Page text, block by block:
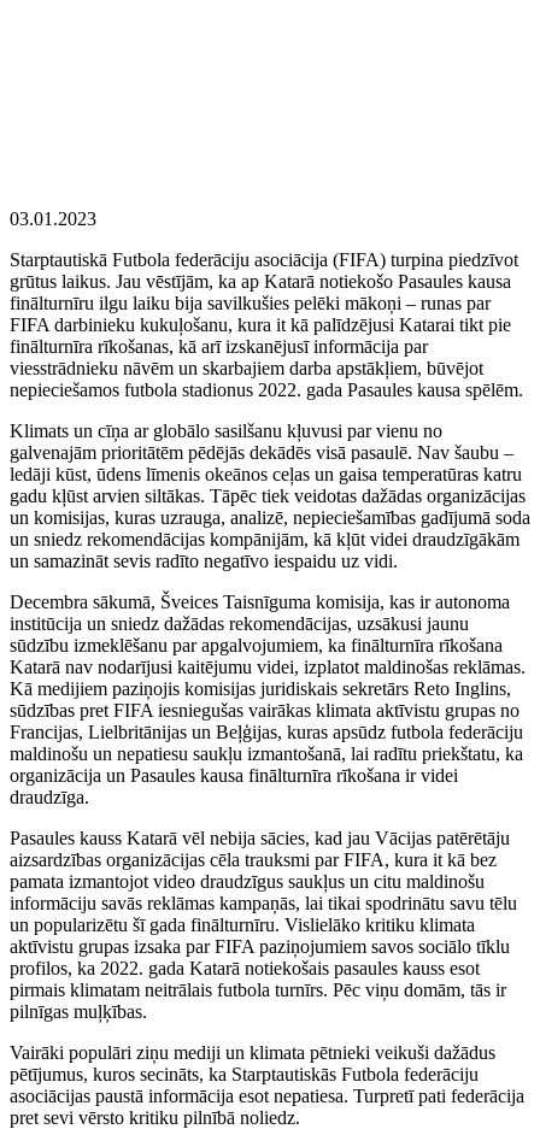
03.01.2023
Starptautiskā Futbola federāciju asociācija (FIFA) turpina piedzīvot
grūtus laikus. Jau vēstījām, ka ap Katarā notiekošo Pasaules kausa
finālturnīru ilgu laiku bija savilkušies pelēki mākoņi – runas par
FIFA darbinieku kukuļošanu, kura it kā palīdzējusi Katarai tikt pie
finālturnīra rīkošanas, kā arī izskanējusī informācija par
viesstrādnieku nāvēm un skarbajiem darba apstākļiem, būvējot
nepieciešamos futbola stadionus 2022. gada Pasaules kausa spēlēm.
Klimats un cīņa ar globālo sasilšanu kļuvusi par vienu no
galvenajām prioritātēm pēdējās dekādēs visā pasaulē. Nav šaubu –
ledāji kūst, ūdens līmenis okeānos ceļas un gaisa temperatūras katru
gadu kļūst arvien siltākas. Tāpēc tiek veidotas dažādas organizācijas
un komisijas, kuras uzrauga, analizē, nepieciešamības gadījumā soda
un sniedz rekomendācijas kompānijām, kā kļūt videi draudzīgākām
un samazināt sevis radīto negatīvo iespaidu uz vidi.
Decembra sākumā, Šveices Taisnīguma komisija, kas ir autonoma
institūcija un sniedz dažādas rekomendācijas, uzsākusi jaunu
sūdzību izmeklēšanu par apgalvojumiem, ka finālturnīra rīkošana
Katarā nav nodarījusi kaitējumu videi, izplatot maldinošas reklāmas.
Kā medijiem paziņojis komisijas juridiskais sekretārs Reto Inglins,
sūdzības pret FIFA iesniegušas vairākas klimata aktīvistu grupas no
Francijas, Lielbritānijas un Beļģijas, kuras apsūdz futbola federāciju
maldinošu un nepatiesu saukļu izmantošanā, lai radītu priekštatu, ka
organizācija un Pasaules kausa finālturnīra rīkošana ir videi
draudzīga.
Pasaules kauss Katarā vēl nebija sācies, kad jau Vācijas patērētāju
aizsardzības organizācijas cēla trauksmi par FIFA, kura it kā bez
pamata izmantojot video draudzīgus saukļus un citu maldinošu
informāciju savās reklāmas kampaņās, lai tikai spodrinātu savu tēlu
un popularizētu šī gada finālturnīru. Vislielāko kritiku klimata
aktīvistu grupas izsaka par FIFA paziņojumiem savos sociālo tīklu
profilos, ka 2022. gada Katarā notiekošais pasaules kauss esot
pirmais klimatam neitrālais futbola turnīrs. Pēc viņu domām, tās ir
pilnīgas muļķības.
Vairāki populāri ziņu mediji un klimata pētnieki veikuši dažādus
pētījumus, kuros secināts, ka Starptautiskās Futbola federāciju
asociācijas paustā informācija esot nepatiesa. Turpretī pati federācija
pret sevi vērsto kritiku pilnībā noliedz.